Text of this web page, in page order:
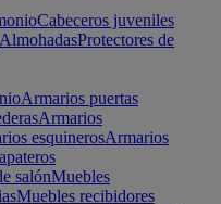
Cabeceros juveniles
AlmohadasProtectores de
Armarios puertas
Armarios
esquinerosArmarios
salónMuebles
Muebles recibidores